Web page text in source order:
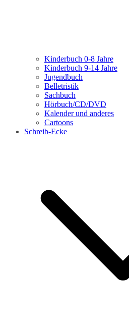
Kinderbuch 0-8 Jahre
Kinderbuch 9-14 Jahre
Jugendbuch
Belletristik
Sachbuch
Hörbuch/CD/DVD
Kalender und anderes
Cartoons
Schreib-Ecke